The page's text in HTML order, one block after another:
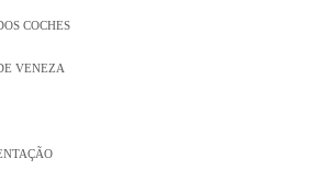
COCHES
VENEZA